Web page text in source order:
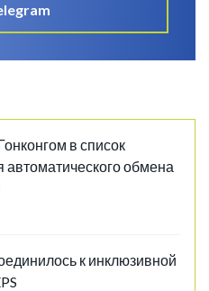
в список
автоматического обмена
к инклюзивной